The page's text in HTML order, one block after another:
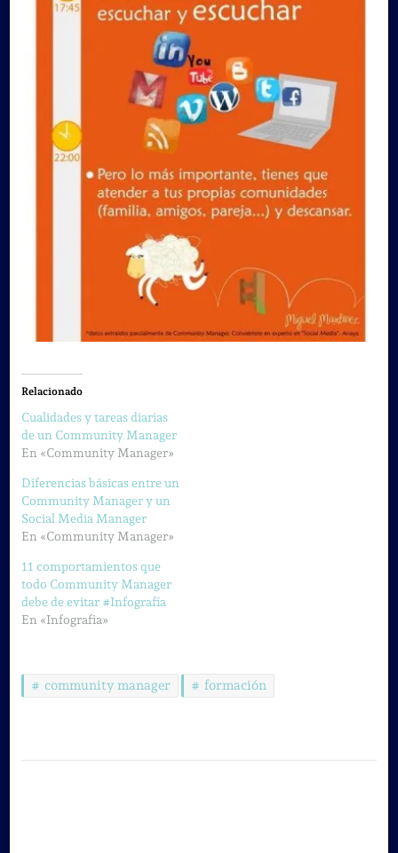
Relacionado
Cualidades y tareas diarias
de un Community Manager
En «Community Manager»
Diferencias básicas entre un
Community Manager y un
Social Media Manager
En «Community Manager»
11 comportamientos que
todo Community Manager
debe de evitar #Infografía
En «Infografia»
community manager formación